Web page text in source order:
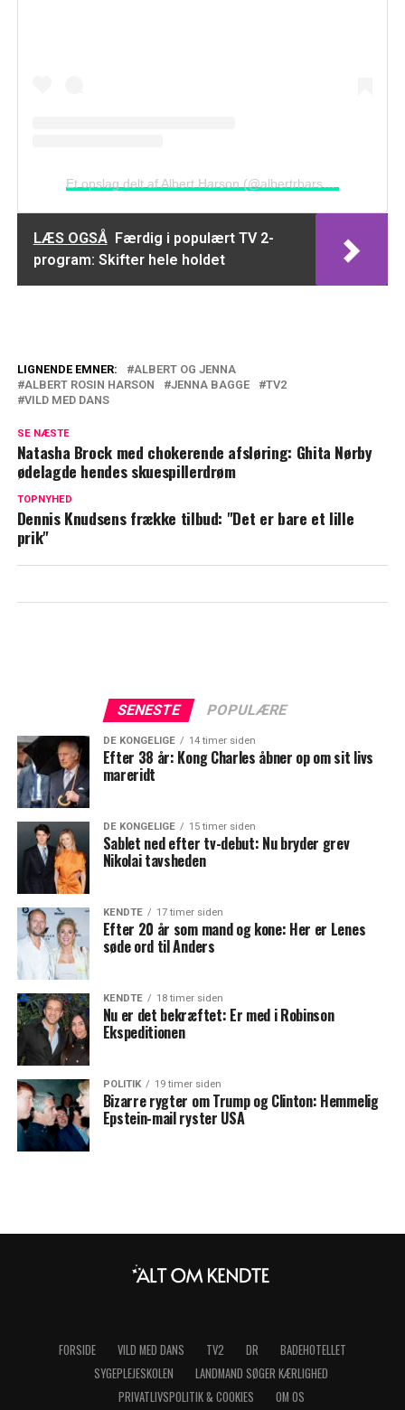
LÆS OGSÅ Færdig i populært TV 2-
program: Skifter hele holdet
Mødte hinanden i Vild med dans i 2021:
Vild med dans'-stjerne med overraskende
melding: Elsker stadig eksmanden
LIGNENDE EMNER:
ALBERT OG JENNA
ALBERT ROSIN HARSON
JENNA BAGGE
TV2
VILD MED DANS
SE NÆSTE
Natasha Brock med chokerende afsløring: Ghita Nørby
ødelagde hendes skuespillerdrøm
TOPNYHED
Dennis Knudsens frække tilbud: "Det er bare et lille
prik"
SENESTE POPULÆRE
DE KONGELIGE 14 timer siden
Efter 38 år: Kong Charles åbner op om sit livs
mareridt
DE KONGELIGE 15 timer siden
Sablet ned efter tv-debut: Nu bryder grev
Nikolai tavsheden
KENDTE 17 timer siden
Efter 20 år som mand og kone: Her er Lenes
søde ord til Anders
KENDTE 18 timer siden
Nu er det bekræftet: Er med i Robinson
Ekspeditionen
POLITIK 19 timer siden
Bizarre rygter om Trump og Clinton: Hemmelig
Epstein-mail ryster USA
FORSIDE VILD MED DANS TV2 DR
BADEHOTELLET
SYGEPLEJESKOLEN
LANDMAND SØGER KÆRLIGHED
PRIVATLIVSPOLITIK & COOKIES
OM OS